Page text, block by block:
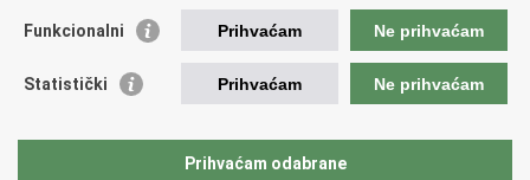
Državno sudbeno vijeće
Državnoodvjetničko vijeće
Hrvatska odvjetnička komora
Europski pravosudni portal
Funkcionalni Prihvaćam Ne prihvaćam
Statistički Prihvaćam Ne prihvaćam
Prihvaćam odabrane